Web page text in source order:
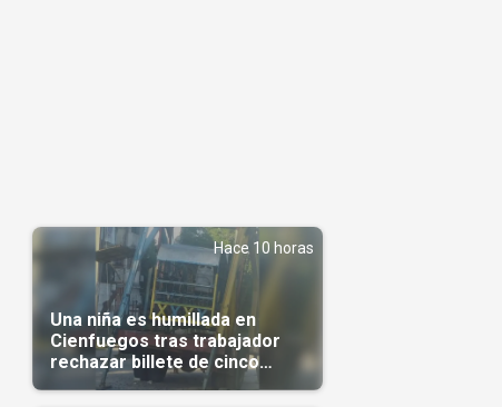
Hace 10 horas
Una niña es humillada en
Cienfuegos tras trabajador
rechazar billete de cinco
pesos